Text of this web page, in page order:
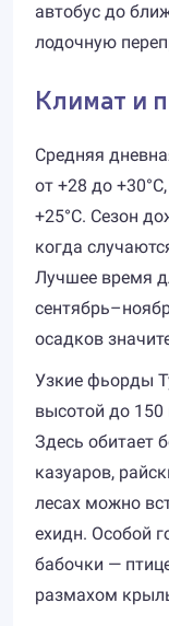
автобус до
лодочную
Климат и
Средняя
от +28 до
+25°C. Сезон
когда
Лучшее время
осадков
Узкие фьорды
высотой до
Здесь обитает
казуаров,
лесах можно
ехидн. Особой
бабочки —
размахом